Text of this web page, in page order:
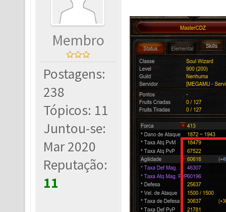
Membro
Postagens:
238
Tópicos: 11
Juntou-se:
Mar 2020
Reputação:
11